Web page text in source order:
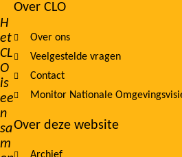
H
et
CL
O
is
ee
n
sa
m
Footer
navigation
Over CLO
Over ons
Veelgestelde vragen
Contact
Monitor Nationale
Over deze website